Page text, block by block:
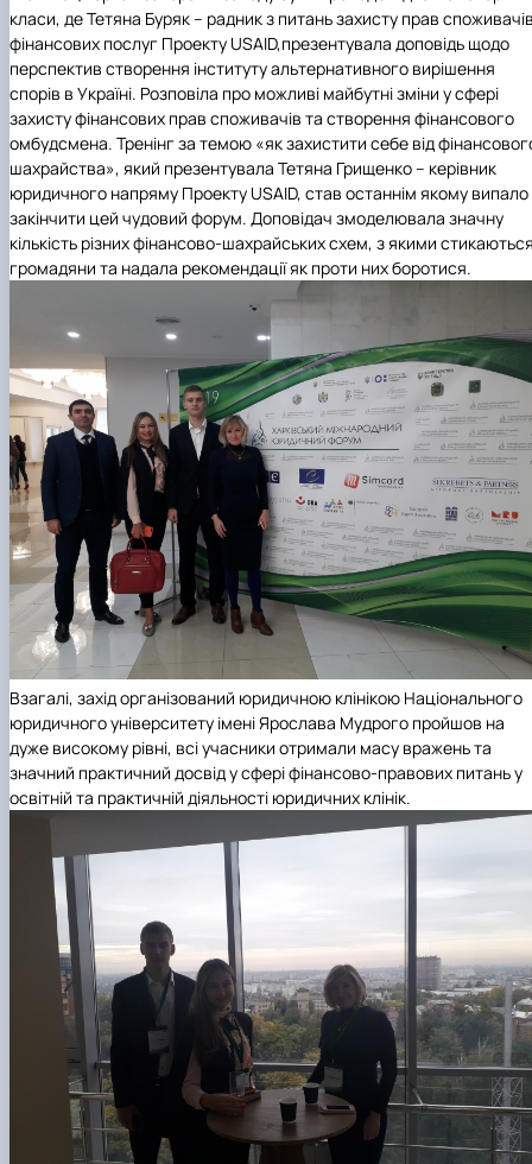
класи, де Тетяна Буряк – радник з питань захисту прав
фінансових послуг Проекту USAID,презентувала доповідь щодо
перспектив створення інституту альтернативного вирішення
спорів в Україні. Розповіла про можливі майбутні зміни у сфері
захисту фінансових прав споживачів та створення фінансового
омбудсмена. Тренінг за темою «як захистити себе від
шахрайства», який презентувала Тетяна Грищенко – керівник
юридичного напряму Проекту USAID, став останнім якому випало
закінчити цей чудовий форум. Доповідач змоделювала значну
кількість різних фінансово-шахрайських схем, з якими
громадяни та надала рекомендації як проти них боротися.
Взагалі, захід організований юридичною клінікою Національного
юридичного університету імені Ярослава Мудрого пройшов на
дуже високому рівні, всі учасники отримали масу вражень та
значний практичний досвід у сфері фінансово-правових питань у
освітній та практичній діяльності юридичних клінік.